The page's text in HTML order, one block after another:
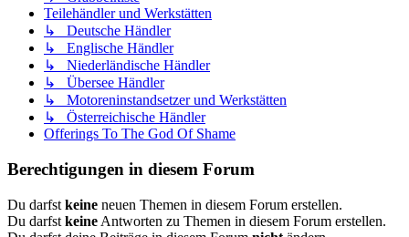
Teilehändler und Werkstätten
↳ Deutsche Händler
↳ Englische Händler
↳ Niederländische Händler
↳ Übersee Händler
↳ Motoreninstandsetzer und Werkstätten
↳ Österreichische Händler
Offerings To The God Of Shame
Berechtigungen in diesem Forum
Du darfst keine neuen Themen in diesem Forum erstellen.
Du darfst keine Antworten zu Themen in diesem Forum erstellen.